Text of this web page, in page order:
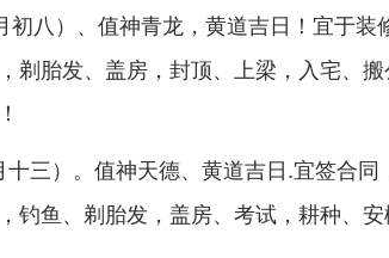
八） 、值神青龙，黄道吉日！宜于装
剃胎发、盖房，封顶、上梁，入宅、
三） 。值神天德、黄道吉日.宜签合同
钓鱼、剃胎发，盖房、考试，耕种、安